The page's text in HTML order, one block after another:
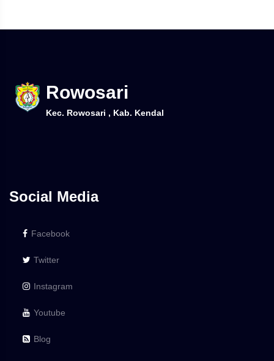
Rowosari
Kec. Rowosari , Kab. Kendal
Social Media
Facebook
Twitter
Instagram
Youtube
Blog